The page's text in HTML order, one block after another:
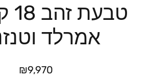
אמרלד
₪9,970